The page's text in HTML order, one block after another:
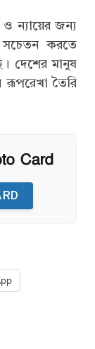
ন্যায়ের জন্য
করতে
দেশের মানুষ
রূপরেখা তৈরি
Card